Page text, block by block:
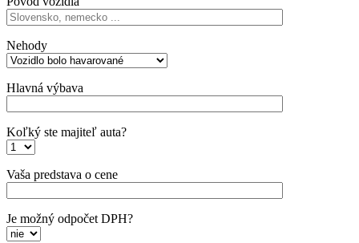
Nehody
Hlavná výbava
Koľký ste majiteľ auta?
Vaša predstava o cene
Je možný odpočet DPH?